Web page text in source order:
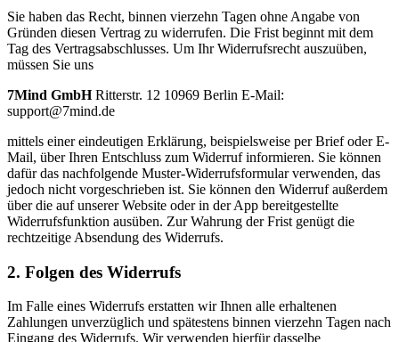
Sie haben das Recht, binnen vierzehn Tagen ohne Angabe von
Gründen diesen Vertrag zu widerrufen. Die Frist beginnt mit dem
Tag des Vertragsabschlusses. Um Ihr Widerrufsrecht auszuüben,
müssen Sie uns
7Mind GmbHRitterstr. 12 10969 Berlin E-Mail:
support@7mind.de
mittels einer eindeutigen Erklärung, beispielsweise per Brief oder E-
Mail, über Ihren Entschluss zum Widerruf informieren. Sie können
dafür das nachfolgende Muster-Widerrufsformular verwenden, das
jedoch nicht vorgeschrieben ist. Sie können den Widerruf außerdem
über die auf unserer Website oder in der App bereitgestellte
Widerrufsfunktion ausüben. Zur Wahrung der Frist genügt die
rechtzeitige Absendung des Widerrufs.
2. Folgen des Widerrufs
Im Falle eines Widerrufs erstatten wir Ihnen alle erhaltenen
Zahlungen unverzüglich und spätestens binnen vierzehn Tagen nach
Eingang des Widerrufs. Wir verwenden hierfür dasselbe